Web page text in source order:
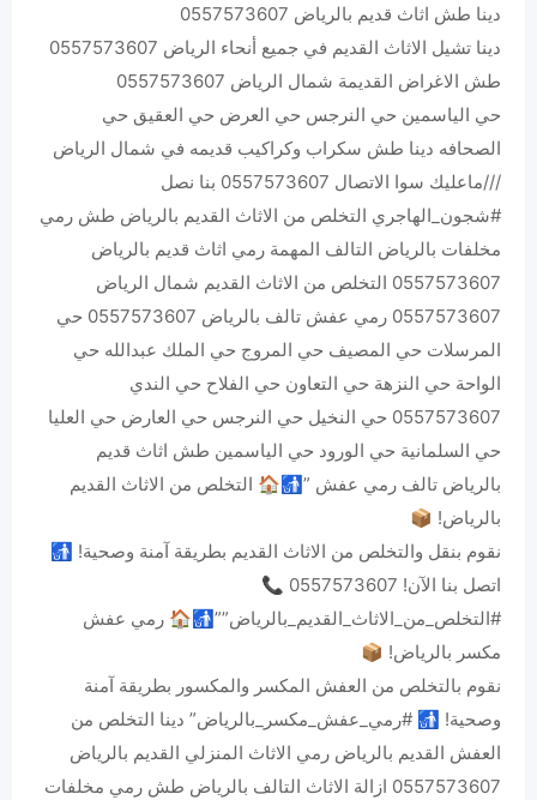
دينا طش اثاث قديم بالرياض 0557573607
دينا تشيل الاثاث القديم في جميع أنحاء الرياض 0557573607
طش الاغراض القديمة شمال الرياض 0557573607
حي الياسمين حي النرجس حي العرض حي العقيق حي
الصحافه دينا طش سكراب وكراكيب قديمه في شمال الرياض
///ماعليك سوا الاتصال 0557573607 بنا نصل
#شجون_الهاجري التخلص من الاثاث القديم بالرياض طش رمي
مخلفات بالرياض التالف المهمة رمي اثاث قديم بالرياض
0557573607 التخلص من الاثاث القديم شمال الرياض
0557573607 رمي عفش تالف بالرياض 0557573607 حي
المرسلات حي المصيف حي المروج حي الملك عبدالله حي
الواحة حي النزهة حي التعاون حي الفلاح حي الندي
0557573607 حي النخيل حي النرجس حي العارض حي العليا
حي السلمانية حي الورود حي الياسمين طش اثاث قديم
بالرياض تالف رمي عفش ‏”🚮🏠 التخلص من الاثاث القديم
بالرياض! 📦
نقوم بنقل والتخلص من الاثاث القديم بطريقة آمنة وصحية! 🚮
اتصل بنا الآن! 0557573607 📞
‎#التخلص_من_الاثاث_القديم_بالرياض””🚮🏠 رمي عفش
مكسر بالرياض! 📦
نقوم بالتخلص من العفش المكسر والمكسور بطريقة آمنة
وصحية! 🚮 ‎#رمي_عفش_مكسر_بالرياض” دينا التخلص من
العفش القديم بالرياض رمي الاثاث المنزلي القديم بالرياض
0557573607 ازالة الاثاث التالف بالرياض طش رمي مخلفات